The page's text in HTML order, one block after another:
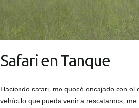
Safari en Tanque
Haciendo safari, me quedé encajado con el
vehículo que pueda venir a rescatarnos,